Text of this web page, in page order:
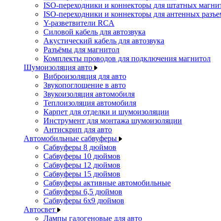
ISO-переходники и коннекторы для штатных
ISO-переходники и коннекторы для антенных
Y-разветвители RCA
Силовой кабель для автозвука
Акустический кабель для автозвука
Разъёмы для магнитол
Комплекты проводов для подключения магнитол
Шумоизоляция авто
Виброизоляция для авто
Звукопоглощение в авто
Звукоизоляция автомобиля
Теплоизоляция автомобиля
Карпет для отделки и шумоизоляции
Инструмент для монтажа шумоизоляции
Антискрип для авто
Автомобильные сабвуферы
Сабвуферы 8 дюймов
Сабвуферы 10 дюймов
Сабвуферы 12 дюймов
Сабвуферы 15 дюймов
Сабвуферы активные автомобильные
Сабвуферы 6,5 дюймов
Сабвуферы 6x9 дюймов
Автосвет
Лампы галогеновые для авто